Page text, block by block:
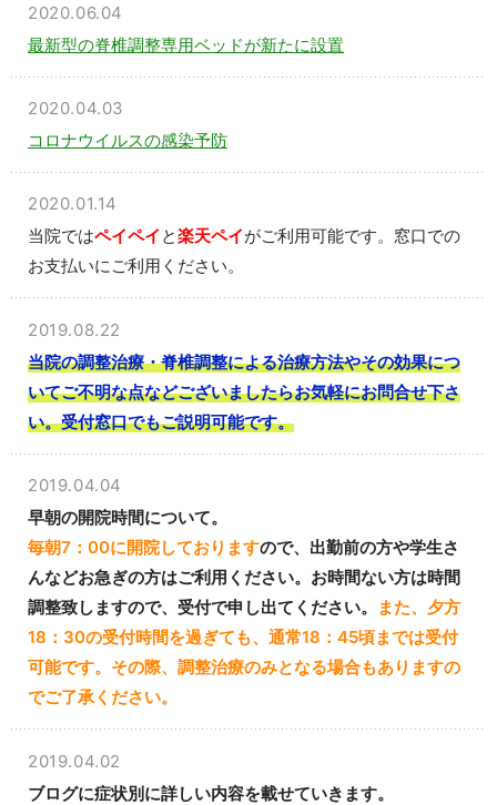
2020.06.04
最新型の脊椎調整専用ベッドが新たに設置
2020.04.03
コロナウイルスの感染予防
2020.01.14
当院ではペイペイ と楽天ペイがご利用可能です。窓口での
お支払いにご利用ください。
2019.08.22
当院の調整治療・脊椎調整による治療方法やその効果につ
いてご不明な点などございましたらお気軽にお問合せ下さ
い。受付窓口でもご説明可能です。
2019.04.04
早朝の開院時間について。
毎朝7：00に開院しておりますので、出勤前の方や学生さ
んなどお急ぎの方はご利用ください。 お時間ない方は時間
調整致しますので、受付で申し出てください。 また、夕方
18：30の受付時間を過ぎても、通常18：45頃までは受付
可能です。その際、調整治療のみとなる場合もありますの
でご了承ください。
2019.04.02
ブログに症状別に詳しい内容を載せていきます。